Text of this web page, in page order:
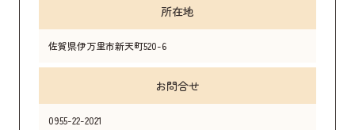
所在地
佐賀県伊万里市新天町520-6
お問合せ
0955-22-2021